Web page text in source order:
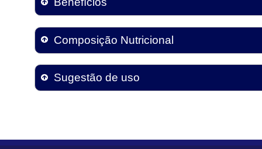
Composição Nutricional
Sugestão de uso